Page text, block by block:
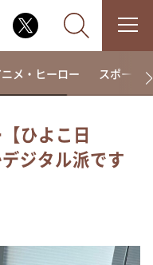
メ・ヒーロー スポーツ
ひよこ日
ジタル派です